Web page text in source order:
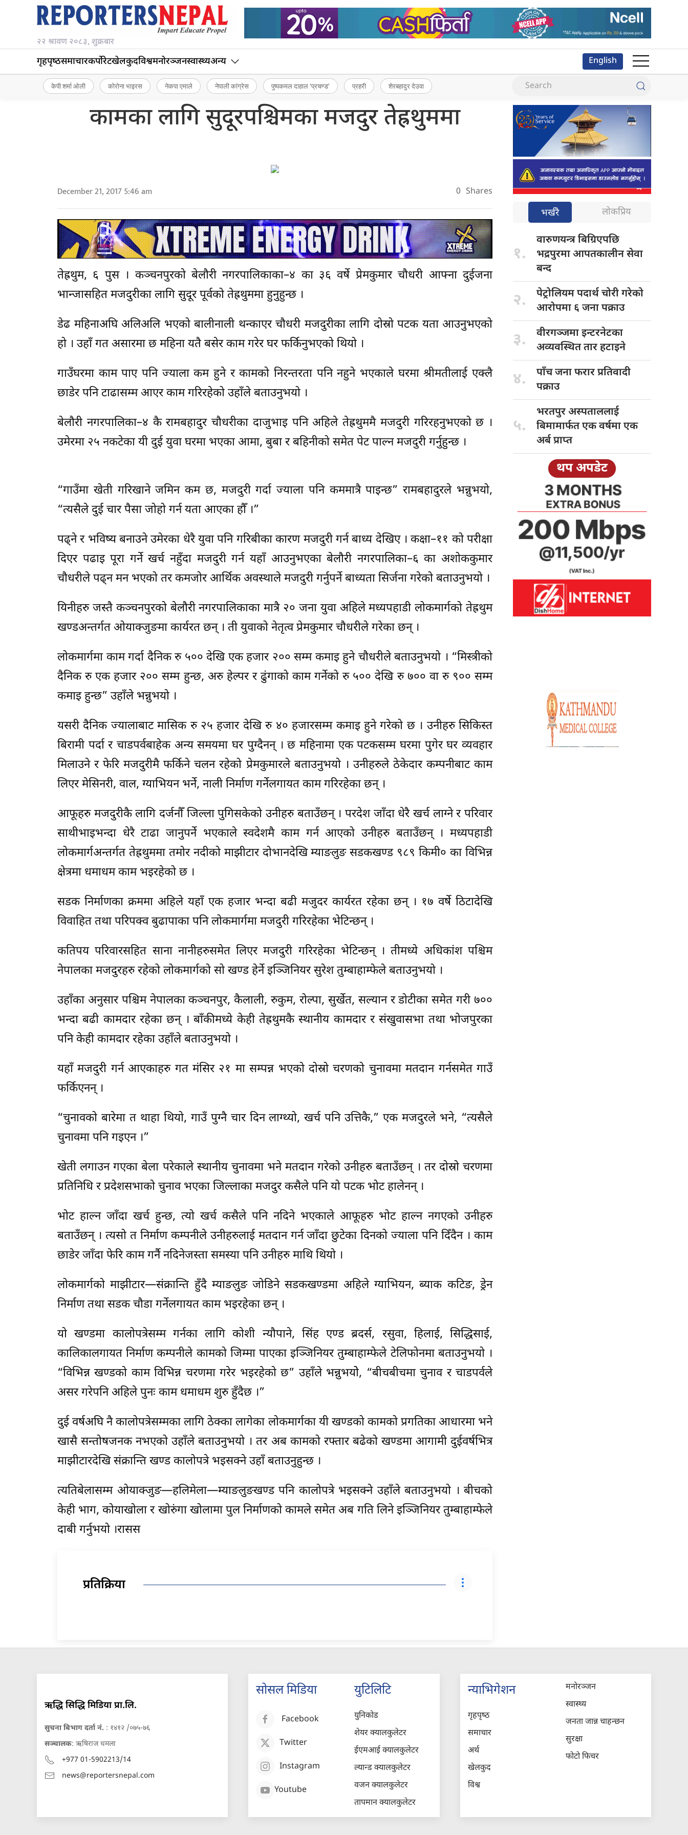
२२ श्रावण २०८३, शुक्रबार
गृहपृष्‍ठसमाचारकर्पोरेटखेलकुदविश्वमनोरञ्जनस्वास्थ्यअन्य English
केपी शर्मा ओली कोरोना भाइरस नेकपा एमाले नेपाली कांग्रेस पुष्पकमल दाहाल ‘प्रचण्ड’ प्रहरी शेरबहादुर देउवा
कामका लागि सुदूरपश्चिमका मजदुर तेह्रथुममा
December 21, 2017 5:46 am 0 Shares
तेह्रथुम, ६ पुस । कञ्चनपुरको बेलौरी नगरपालिकाका–४ का ३६ वर्षे प्रेमकुमार चौधरी आफ्ना दुईजना
भान्जासहित मजदुरीका लागि सुदूर पूर्वको तेह्रथुममा हुनुहुन्छ ।
डेढ महिनाअघि अलिअलि भएको बालीनाली थन्काएर चौधरी मजदुरीका लागि दोस्रो पटक यता आउनुभएको
हो । उहाँ गत असारमा छ महिना यतै बसेर काम गरेर घर फर्किनुभएको थियो ।
गाउँघरमा काम पाए पनि ज्याला कम हुने र कामको निरन्तरता पनि नहुने भएकाले घरमा श्रीमतीलाई एक्लै
छाडेर पनि टाढासम्म आएर काम गरिरहेको उहाँले बताउनुभयो ।
बेलौरी नगरपालिका–४ कै रामबहादुर चौधरीका दाजुभाइ पनि अहिले तेह्रथुममै मजदुरी गरिरहनुभएको छ ।
उमेरमा २५ नकटेका यी दुई युवा घरमा भएका आमा, बुबा र बहिनीको समेत पेट पाल्न मजदुरी गर्नुहुन्छ ।
“गाउँमा खेती गरिखाने जमिन कम छ, मजदुरी गर्दा ज्याला पनि कममात्रै पाइन्छ” रामबहादुरले भन्नुभयो,
“त्यसैले दुई चार पैसा जोहो गर्न यता आएका हौँ ।”
पढ्ने र भविष्य बनाउने उमेरका धेरै युवा पनि गरिबीका कारण मजदुरी गर्न बाध्य देखिए । कक्षा–११ को परीक्षा
दिएर पढाइ पूरा गर्ने खर्च नहुँदा मजदुरी गर्न यहाँ आउनुभएका बेलौरी नगरपालिका–६ का अशोककुमार
चौधरीले पढ्न मन भएको तर कमजोर आर्थिक अवस्थाले मजदुरी गर्नुपर्ने बाध्यता सिर्जना गरेको बताउनुभयो ।
यिनीहरु जस्तै कञ्चनपुरको बेलौरी नगरपालिकाका मात्रै २० जना युवा अहिले मध्यपहाडी लोकमार्गको तेह्रथुम
खण्डअन्तर्गत ओयाक्जुङमा कार्यरत छन् । ती युवाको नेतृत्व प्रेमकुमार चौधरीले गरेका छन् ।
लोकमार्गमा काम गर्दा दैनिक रु ५०० देखि एक हजार २०० सम्म कमाइ हुने चौधरीले बताउनुभयो । “मिस्त्रीको
दैनिक रु एक हजार २०० सम्म हुन्छ, अरु हेल्पर र ढुंगाको काम गर्नेको रु ५०० देखि रु ७०० वा रु ९०० सम्म
कमाइ हुन्छ” उहाँले भन्नुभयो ।
यसरी दैनिक ज्यालाबाट मासिक रु २५ हजार देखि रु ४० हजारसम्म कमाइ हुने गरेको छ । उनीहरु सिकिस्त
बिरामी पर्दा र चाडपर्वबाहेक अन्य समयमा घर पुग्दैनन् । छ महिनामा एक पटकसम्म घरमा पुगेर घर व्यवहार
मिलाउने र फेरि मजदुरीमै फर्किने चलन रहेको प्रेमकुमारले बताउनुभयो । उनीहरुले ठेकेदार कम्पनीबाट काम
लिएर मेसिनरी, वाल, ग्याभियन भर्ने, नाली निर्माण गर्नेलगायत काम गरिरहेका छन् ।
आफूहरु मजदुरीकै लागि दर्जनौँ जिल्ला पुगिसकेको उनीहरु बताउँछन् । परदेश जाँदा धेरै खर्च लाग्ने र परिवार
साथीभाइभन्दा धेरै टाढा जानुपर्ने भएकाले स्वदेशमै काम गर्न आएको उनीहरु बताउँछन् । मध्यपहाडी
लोकमार्गअन्तर्गत तेह्रथुममा तमोर नदीको माझीटार दोभानदेखि म्याङलुङ सडकखण्ड ९८९ किमी० का विभिन्न
क्षेत्रमा धमाधम काम भइरहेको छ ।
सडक निर्माणका क्रममा अहिले यहाँ एक हजार भन्दा बढी मजुदर कार्यरत रहेका छन् । १७ वर्षे ठिटादेखि
विवाहित तथा परिपक्व बुढापाका पनि लोकमार्गमा मजदुरी गरिरहेका भेटिन्छन् ।
कतिपय परिवारसहित साना नानीहरुसमेत लिएर मजदुरी गरिरहेका भेटिन्छन् । तीमध्ये अधिकांश पश्चिम
नेपालका मजदुरहरु रहेको लोकमार्गको सो खण्ड हेर्ने इञ्जिनियर सुरेश तुम्बाहाम्फेले बताउनुभयो ।
उहाँका अनुसार पश्चिम नेपालका कञ्चनपुर, कैलाली, रुकुम, रोल्पा, सुर्खेत, सल्यान र डोटीका समेत गरी ७००
भन्दा बढी कामदार रहेका छन् । बाँकीमध्ये केही तेह्रथुमकै स्थानीय कामदार र संखुवासभा तथा भोजपुरका
पनि केही कामदार रहेका उहाँले बताउनुभयो ।
यहाँ मजदुरी गर्न आएकाहरु गत मंसिर २१ मा सम्पन्न भएको दोस्रो चरणको चुनावमा मतदान गर्नसमेत गाउँ
फर्किएनन् ।
“चुनावको बारेमा त थाहा थियो, गाउँ पुग्नै चार दिन लाग्थ्यो, खर्च पनि उत्तिकै,” एक मजदुरले भने, “त्यसैले
चुनावमा पनि गइएन ।”
खेती लगाउन गएका बेला परेकाले स्थानीय चुनावमा भने मतदान गरेको उनीहरु बताउँछन् । तर दोस्रो चरणमा
प्रतिनिधि र प्रदेशसभाको चुनाव भएका जिल्लाका मजदुर कसैले पनि यो पटक भोट हालेनन् ।
भोट हाल्न जाँदा खर्च हुन्छ, त्यो खर्च कसैले पनि नदिने भएकाले आफूहरु भोट हाल्न नगएको उनीहरु
बताउँछन् । त्यसो त निर्माण कम्पनीले उनीहरुलाई मतदान गर्न जाँदा छुटेका दिनको ज्याला पनि दिँदैन । काम
छाडेर जाँदा फेरि काम गर्नै नदिनेजस्ता समस्या पनि उनीहरु माथि थियो ।
लोकमार्गको माझीटार—संक्रान्ति हुँदै म्याङलुङ जोडिने सडकखण्डमा अहिले ग्याभियन, ब्याक कटिङ, ड्रेन
निर्माण तथा सडक चौडा गर्नेलगायत काम भइरहेका छन् ।
यो खण्डमा कालोपत्रेसम्म गर्नका लागि कोशी न्यौपाने, सिंह एण्ड ब्रदर्स, रसुवा, हिलाई, सिद्धिसाई,
कालिकालगायत निर्माण कम्पनीले कामको जिम्मा पाएका इञ्जिनियर तुम्बाहाम्फेले टेलिफोनमा बताउनुभयो ।
“विभिन्न खण्डको काम विभिन्न चरणमा गरेर भइरहेको छ” उहाँले भन्नुभयोे, “बीचबीचमा चुनाव र चाडपर्वले
असर गरेपनि अहिले पुनः काम धमाधम शुरु हुँदैछ ।”
दुई वर्षअघि नै कालोपत्रेसम्मका लागि ठेक्का लागेका लोकमार्गका यी खण्डको कामको प्रगतिका आधारमा भने
खासै सन्तोषजनक नभएको उहाँले बताउनुभयो । तर अब कामको रफ्तार बढेको खण्डमा आगामी दुईवर्षभित्र
माझीटारदेखि संक्रान्ति खण्ड कालोपत्रे भइसक्ने उहाँ बताउनुहुन्छ ।
त्यतिबेलासम्म ओयाक्जुङ—हलिमेला—म्याङलुङखण्ड पनि कालोपत्रे भइसक्ने उहाँले बताउनुभयो । बीचको
केही भाग, कोयाखोला र खोरुंगा खोलामा पुल निर्माणको कामले समेत अब गति लिने इञ्जिनियर तुम्बाहाम्फेले
दाबी गर्नुभयो ।रासस
प्रतिक्रिया
भर्खरै लोकप्रिय
१.
वारुणयन्त्र बिग्रिएपछि
भद्रपुरमा आपतकालीन सेवा
बन्द
२. पेट्रोलियम पदार्थचोरी गरेको
आरोपमा ६ जना पक्राउ
३.
वीरगञ्जमा इन्टरनेटका
अव्यवस्थित तार हटाइने
४. पाँच जनाफरार प्रतिवादी
पक्राउ
५.
भरतपुर अस्पताललाई
बिमामार्फत एक वर्षमा एक
अर्ब प्राप्त
थप अपडेट
ऋद्धि सिद्धि मिडिया प्रा.लि.
सुचना बिभाग दर्ता नं. : १४१२ /०७५-७६
सञ्चालक: ऋषिराज धमला
+977 01-5902213/14
news@reportersnepal.com
सोसल मिडिया
Facebook
Twitter
Instagram
Youtube
युटिलिटि
युनिकोड
शेयर क्यालकुलेटर
ईएमआई क्यालकुलेटर
ल्यान्ड क्यालकुलेटर
वजन क्यालकुलेटर
तापमान क्यालकुलेटर
न्याभिगेशन
गृहपृष्‍ठ
समाचार
अर्थ
खेलकुद
विश्व
मनोरञ्जन
स्वास्थ्य
जनता जान्न चाहन्छन
सुरक्षा
फोटो फिचर